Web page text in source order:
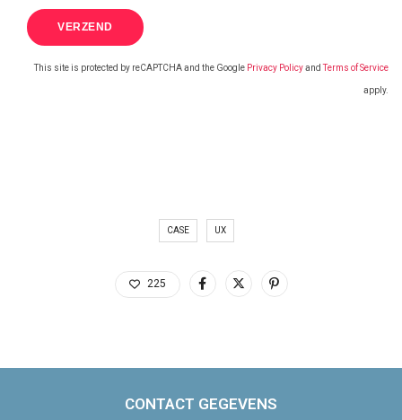
This site is protected by reCAPTCHA and the Google Privacy PolicyandTerms of Service
apply.
CASE UX
225
CONTACT GEGEVENS